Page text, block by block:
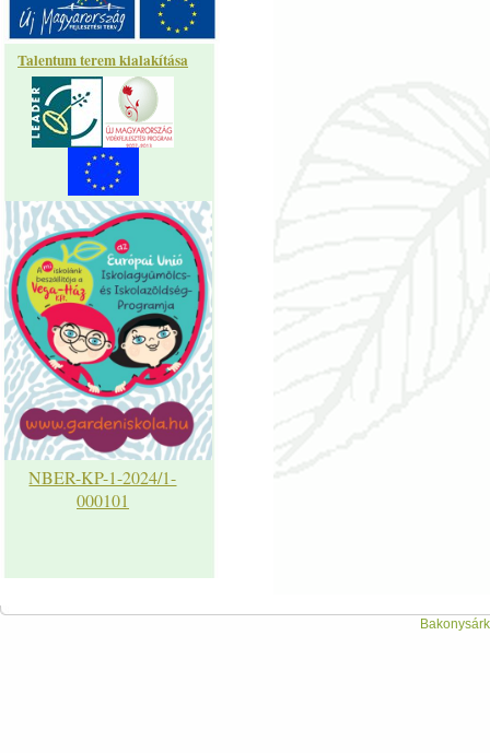
Talentum terem kialakítása
NBER-KP-1-2024/1-
000101